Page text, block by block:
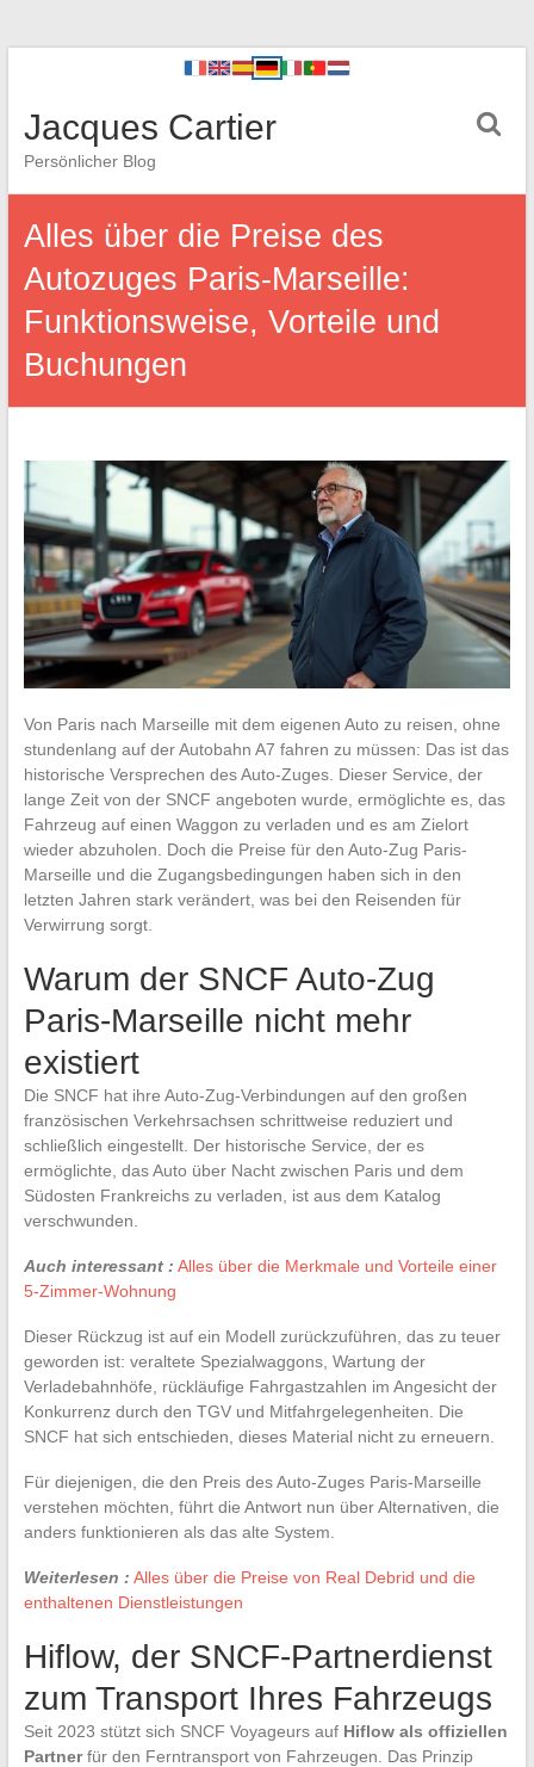
Jacques Cartier
Persönlicher Blog
Alles über die Preise des
Autozuges Paris-Marseille:
Funktionsweise, Vorteile und
Buchungen
Von Paris nach Marseille mit dem eigenen Auto zu reisen, ohne
stundenlang auf der Autobahn A7 fahren zu müssen: Das ist das
historische Versprechen des Auto-Zuges. Dieser Service, der
lange Zeit von der SNCF angeboten wurde, ermöglichte es, das
Fahrzeug auf einen Waggon zu verladen und es am Zielort
wieder abzuholen. Doch die Preise für den Auto-Zug Paris-
Marseille und die Zugangsbedingungen haben sich in den
letzten Jahren stark verändert, was bei den Reisenden für
Verwirrung sorgt.
Warum der SNCF Auto-Zug
Paris-Marseille nicht mehr
existiert
Die SNCF hat ihre Auto-Zug-Verbindungen auf den großen
französischen Verkehrsachsen schrittweise reduziert und
schließlich eingestellt. Der historische Service, der es
ermöglichte, das Auto über Nacht zwischen Paris und dem
Südosten Frankreichs zu verladen, ist aus dem Katalog
verschwunden.
Auch interessant : Alles über die Merkmale und Vorteile einer
5-Zimmer-Wohnung
Dieser Rückzug ist auf ein Modell zurückzuführen, das zu teuer
geworden ist: veraltete Spezialwaggons, Wartung der
Verladebahnhöfe, rückläufige Fahrgastzahlen im Angesicht der
Konkurrenz durch den TGV und Mitfahrgelegenheiten. Die
SNCF hat sich entschieden, dieses Material nicht zu erneuern.
Für diejenigen, die den Preis des Auto-Zuges Paris-Marseille
verstehen möchten, führt die Antwort nun über Alternativen, die
anders funktionieren als das alte System.
Weiterlesen : Alles über die Preise von Real Debrid und die
enthaltenen Dienstleistungen
Hiflow, der SNCF-Partnerdienst
zum Transport Ihres Fahrzeugs
Seit 2023 stützt sich SNCF Voyageurs auf Hiflow als offiziellen
Partnerfür den Ferntransport von Fahrzeugen. Das Prinzip